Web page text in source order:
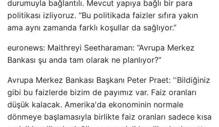
durumuyla bağlantılı. Mevcut yapıya bağlı bir para
politikası izliyoruz. “Bu politikada faizler sıfıra yakın
ama aynı zamanda farklı koşullar da sağlıyor.”
euronews: Maithreyi Seetharaman: “Avrupa Merkez
Bankası şu anda tam olarak ne planlıyor?”
Avrupa Merkez Bankası Başkanı Peter Praet: ''Bildiğiniz
gibi bu faizlerde bizim de payımız var. Faiz oranları
düşük kalacak. Amerika'da ekonominin normale
dönmeye başlamasıyla birlikte faiz oranları sadece kısa